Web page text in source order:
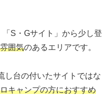
「S・Gサイト」から少し登
囲気のあるエリアです。
し台の付いたサイトではな
キャンプの方におすすめ